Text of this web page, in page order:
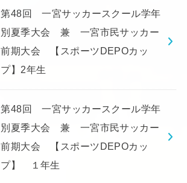
第48回 一宮サッカースクール学年
別夏季大会 兼 一宮市民サッカー
前期大会 【スポーツDEPOカッ
プ】2年生
第48回 一宮サッカースクール学年
別夏季大会 兼 一宮市民サッカー
前期大会 【スポーツDEPOカッ
プ】 １年生